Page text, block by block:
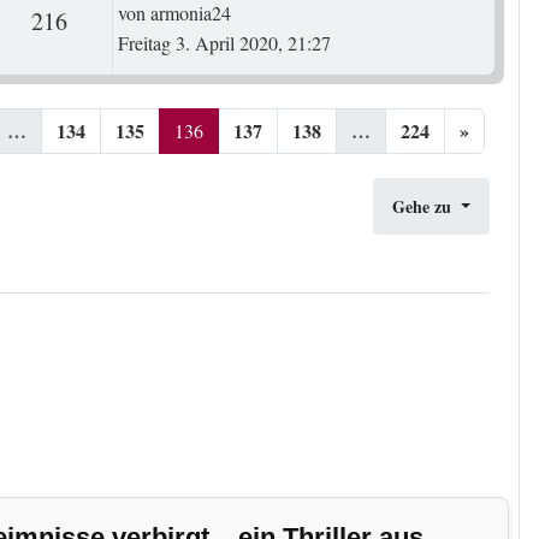
216ZugriffeLetzter Beitrag
vonarmonia24
Freitag 3. April 2020, 21:27
… 134 135 136 137 138 … 224 »
Gehe zu